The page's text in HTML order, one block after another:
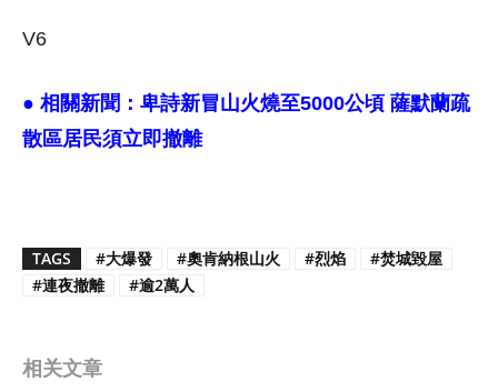
V6
● 相關新聞： 卑詩新冒山火燒至5000公頃 薩默蘭疏
散區居民須立即撤離
TAGS #大爆發 #奧肯納根山火 #烈焰
#焚城毀屋
#連夜撤離
#逾2萬人
相关文章